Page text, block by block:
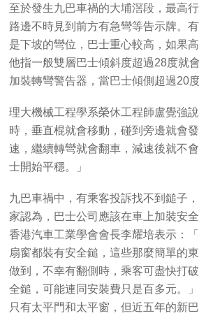
至於發生九巴車禍的大埔滘段，最高
路邊不時見到前方有急彎等告示牌。
是下坡的彎位，巴士重心較高，如果
他指一般雙層巴士傾斜度超過28度就
加裝轉彎警告器，當巴士傾側超過20
理大機械工程學系榮休工程師盧覺強
時，垂直棍就會移動，碰到旁邊就會
速，繼續轉彎就會翻車，減速後就不
士開始平穩。」
九巴車禍中，有乘客投訴找不到鎚子
家認為，巴士公司應該在車上加裝安
香港汽車工業學會會長李耀培表示：
扇窗都裝有安全鎚，這些那麼簡單的
做到，不幸有翻側時，乘客可盡快打
全鎚，可能連同安裝費只是百多元。
只有太平門和太平窗，但近五年的新